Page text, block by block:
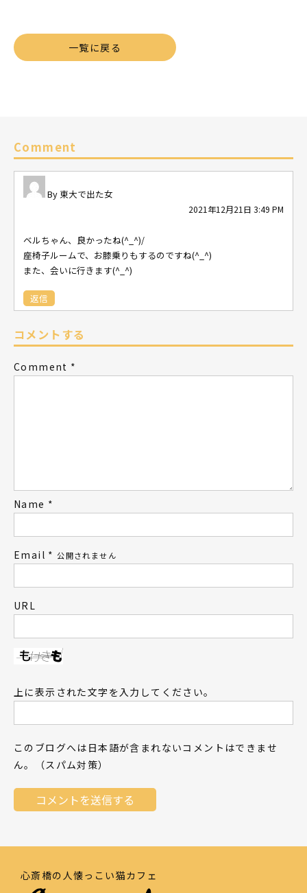
一覧に戻る
Comment
東大で出た女
2021年12月21日 3:49 PM
ベルちゃん、良かったね(^_^)/
座椅子ルームで、お膝乗りもするのですね(^_^)
また、会いに行きます(^_^)
返信
コメントする
Comment *
Name *
Email * 公開されません
URL
上に表示された文字を入力してください。
このブログへは日本語が含まれないコメントはできませ
ん。（スパム対策）
心斎橋の人懐っこい猫カフェ